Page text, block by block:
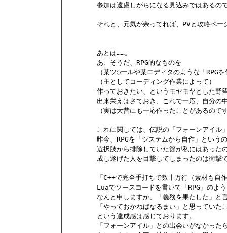
参加は遠慮しがちになる見込みではあるの
それと、元気が余ってれば、PVと攻略ペー
        あとは……。
        あ、そうだ、RPG的なものを
（某ツ○ールや某エディタのような「RPGを
        （主としてコーディング作業によって）
作っておきたい、というモヤモヤとした野
出来栄えはさておき、これで一応、自分の
（実は大昔にも一応作ったことがあるので
これに関しては、伝説の「フォーンアイル
昨今、RPGを「システムから自作」という
選択肢から排除していた節が私にはあった
成し遂げた人を目撃してしまったのは衝撃
「C++で完全手打ちで数十万行（素材も自
Luaでソースコードを書いて「RPG」のよう
なんと申しますか、「義務を果たした」と
「やっておかねばなるまい」と思っていた
        という達成感は感じております。
「フォーンアイル」との出会いがなかった